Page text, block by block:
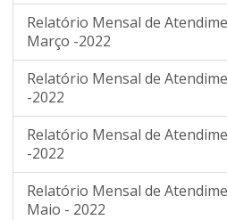
Relatório Mensal de
Março -2022
Relatório Mensal de
-2022
Relatório Mensal de
-2022
Relatório Mensal de
Maio - 2022